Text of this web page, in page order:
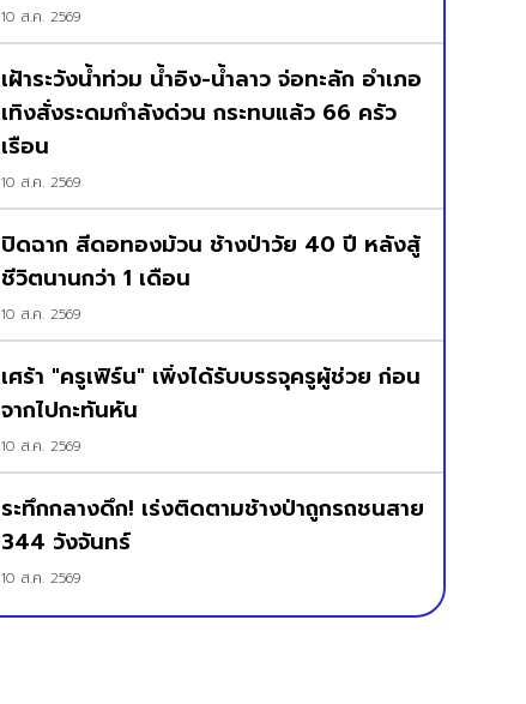
10 ส.ค. 2569
เฝ้าระวังน้ำท่วม น้ำอิง-น้ำลาว จ่อทะลัก อำเภอ
เทิงสั่งระดมกำลังด่วน กระทบแล้ว 66 ครัว
เรือน
10 ส.ค. 2569
ปิดฉาก สีดอทองม้วน ช้างป่าวัย 40 ปี หลังสู้
ชีวิตนานกว่า 1 เดือน
10 ส.ค. 2569
เศร้า "ครูเฟิร์น" เพิ่งได้รับบรรจุครูผู้ช่วย ก่อน
จากไปกะทันหัน
10 ส.ค. 2569
ระทึกกลางดึก! เร่งติดตามช้างป่าถูกรถชนสาย
344 วังจันทร์
10 ส.ค. 2569